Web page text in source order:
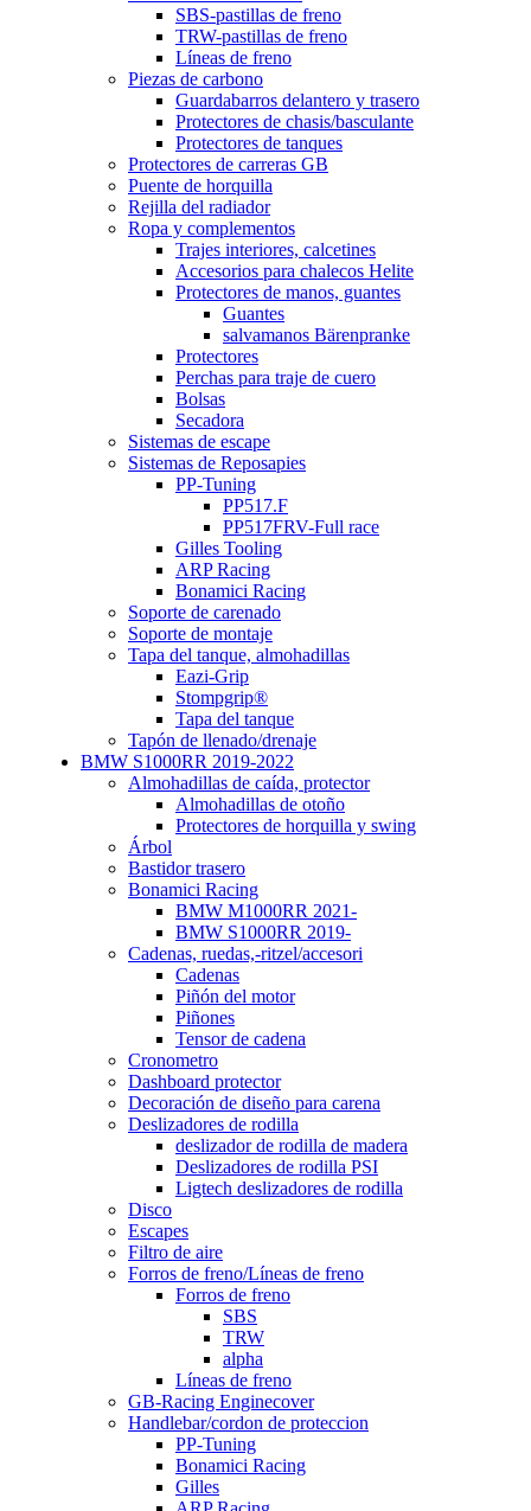
SBS-pastillas de freno
TRW-pastillas de freno
Líneas de freno
Piezas de carbono
Guardabarros delantero y trasero
Protectores de chasis/basculante
Protectores de tanques
Protectores de carreras GB
Puente de horquilla
Rejilla del radiador
Ropa y complementos
Trajes interiores, calcetines
Accesorios para chalecos Helite
Protectores de manos, guantes
Guantes
salvamanos Bärenpranke
Protectores
Perchas para traje de cuero
Bolsas
Secadora
Sistemas de escape
Sistemas de Reposapies
PP-Tuning
PP517.F
PP517FRV-Full race
Gilles Tooling
ARP Racing
Bonamici Racing
Soporte de carenado
Soporte de montaje
Tapa del tanque, almohadillas
Eazi-Grip
Stompgrip®
Tapa del tanque
Tapón de llenado/drenaje
BMW S1000RR 2019-2022
Almohadillas de caída, protector
Almohadillas de otoño
Protectores de horquilla y swing
Árbol
Bastidor trasero
Bonamici Racing
BMW M1000RR 2021-
BMW S1000RR 2019-
Cadenas, ruedas,-ritzel/accesori
Cadenas
Piñón del motor
Piñones
Tensor de cadena
Cronometro
Dashboard protector
Decoración de diseño para carena
Deslizadores de rodilla
deslizador de rodilla de madera
Deslizadores de rodilla PSI
Ligtech deslizadores de rodilla
Disco
Escapes
Filtro de aire
Forros de freno/Líneas de freno
Forros de freno
SBS
TRW
alpha
Líneas de freno
GB-Racing Enginecover
Handlebar/cordon de proteccion
PP-Tuning
Bonamici Racing
Gilles